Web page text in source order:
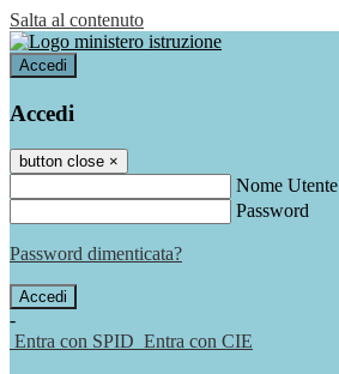
Salta al contenuto
Accedi
Accedi
button close ×
Nome Utente
Password
Password dimenticata?
-
Entra con SPID Entra con CIE